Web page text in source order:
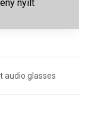
nyílt
audio glasses